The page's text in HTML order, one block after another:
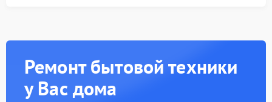
Ремонт бытовой техники
у Вас дома